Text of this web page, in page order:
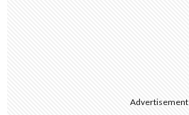
Advertisement